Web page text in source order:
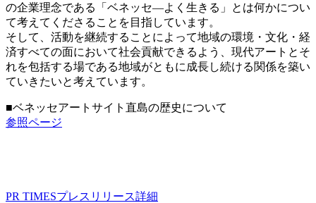
の企業理念である「ベネッセ―よく生きる」とは何かについ
て考えてくださることを目指しています。
そして、活動を継続することによって地域の環境・文化・経
済すべての面において社会貢献できるよう、現代アートとそ
れを包括する場である地域がともに成長し続ける関係を築い
ていきたいと考えています。
■ベネッセアートサイト直島の歴史について
参照ページ
PR TIMESプレスリリース詳細